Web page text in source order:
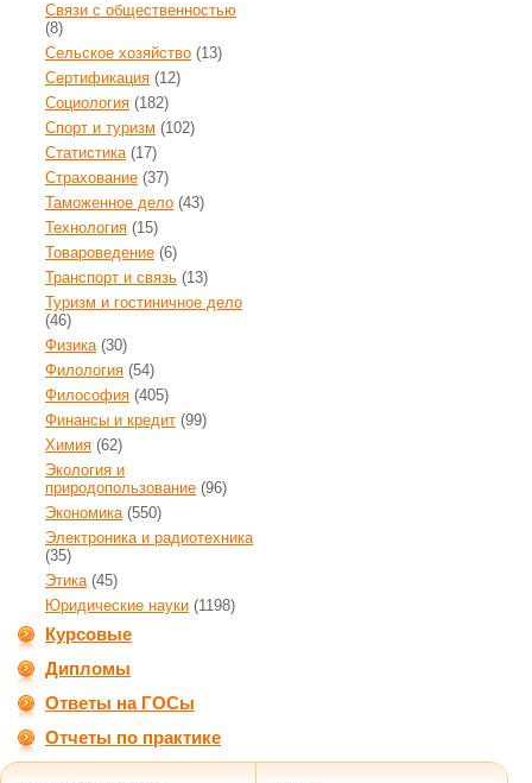
Связи с общественностью
(8)
Сельское хозяйство (13)
Сертификация (12)
Социология (182)
Спорт и туризм (102)
Статистика(17)
Страхование (37)
Таможенное дело (43)
Технология (15)
Товароведение (6)
Транспорт и связь (13)
Туризм и гостиничное дело
(46)
Физика(30)
Филология (54)
Философия (405)
Финансы и кредит (99)
Химия (62)
Экология и
природопользование (96)
Экономика(550)
Электроника и радиотехника
(35)
Этика(45)
Юридические науки (1198)
Курсовые
Дипломы
Ответы на ГОСы
Отчеты по практике